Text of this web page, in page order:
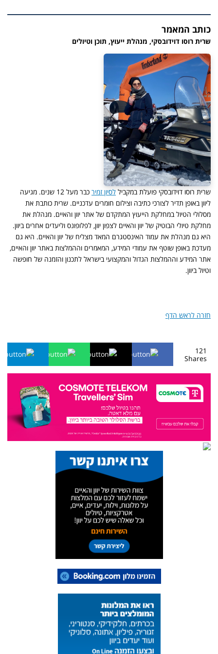
כותב המאמר
שרית רוסו דוידובסקי, מנהלת ייעוץ, תוכן וטיולים
שרית רוסו דוידובסקי פועלת במקביל לסיון זמיר
כבר מעל 12 שנים. מגיעה
ליוון באופן תדיר לצורכי כתיבה וצילום חומרים עדכניים. שרית כותבת את
מסלולי הטיול במחלקת הייעוץ המתקדם של אתר יוון והאיים. מנהלת את
מחלקת טיולי הבוטיק של יוון והאיים לצפון יוון, לפלופונס וליעדים אחרים ביוון.
היא גם מנהלת את עמוד האינסטגרם המאד מצליח של יוון והאיים. היא גם
מעדכת באופן שוטף את עמודי המידע, המאמרים וההמלצות באתר יוון והאיים,
אתר המידע וההמלצות הגדול והמקצועי בישראל לתכנון והזמנה של חופשה
וטיול ביוון.
חזרה לראש הדף
121
Shares